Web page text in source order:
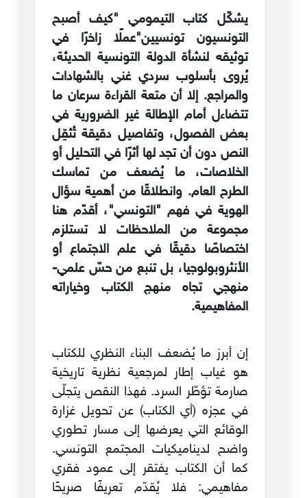
يشكّل كتاب التيمومي "كيف أصبح
التونسيون تونسيين"عملًا زاخرًا في
توثيقه لنشأة الدولة التونسية الحديثة،
يُروى بأسلوب سردي غني بالشهادات
والمراجع. إلا أن متعة القراءة سرعان ما
تتضاءل أمام الإطالة غير الضرورية في
بعض الفصول، وتفاصيل دقيقة تُثقِل
النص دون أن تجد لها أثرًا في التحليل أو
الخلاصات، ما يُضعف من تماسك
الطرح العام. وانطلاقًا من أهمية سؤال
الهوية في فهم "التونسي"، أقدّم هنا
مجموعة من الملاحظات لا تستلزم
اختصاصًا دقيقًا في علم الاجتماع أو
الأنثروبولوجيا، بل تنبع من حسّ علمي-
منهجي تجاه منهج الكتاب وخياراته
المفاهيمية.
إن أبرز ما يُضعف البناء النظري للكتاب
هو غياب إطار لمرجعية نظرية تاريخية
صارمة تؤطّر السرد. فهذا النقص يتجلّى
في عجزه (أي الكتاب) عن تحويل غزارة
الوقائع التي يعرضها إلى مسار تطوري
واضح لديناميكيات المجتمع التونسي.
كما أن الكتاب يفتقر إلى عمود فقري
مفاهيمي: فلا يُقدّم تعريفًا صريحًا